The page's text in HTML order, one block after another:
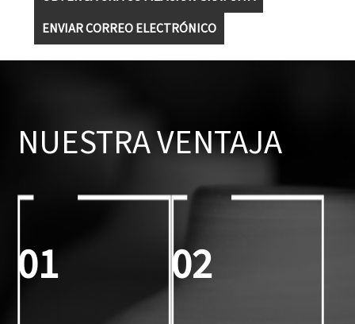
ENVIAR CORREO ELECTRÓNICO
NUESTRA VENTAJA
01 02